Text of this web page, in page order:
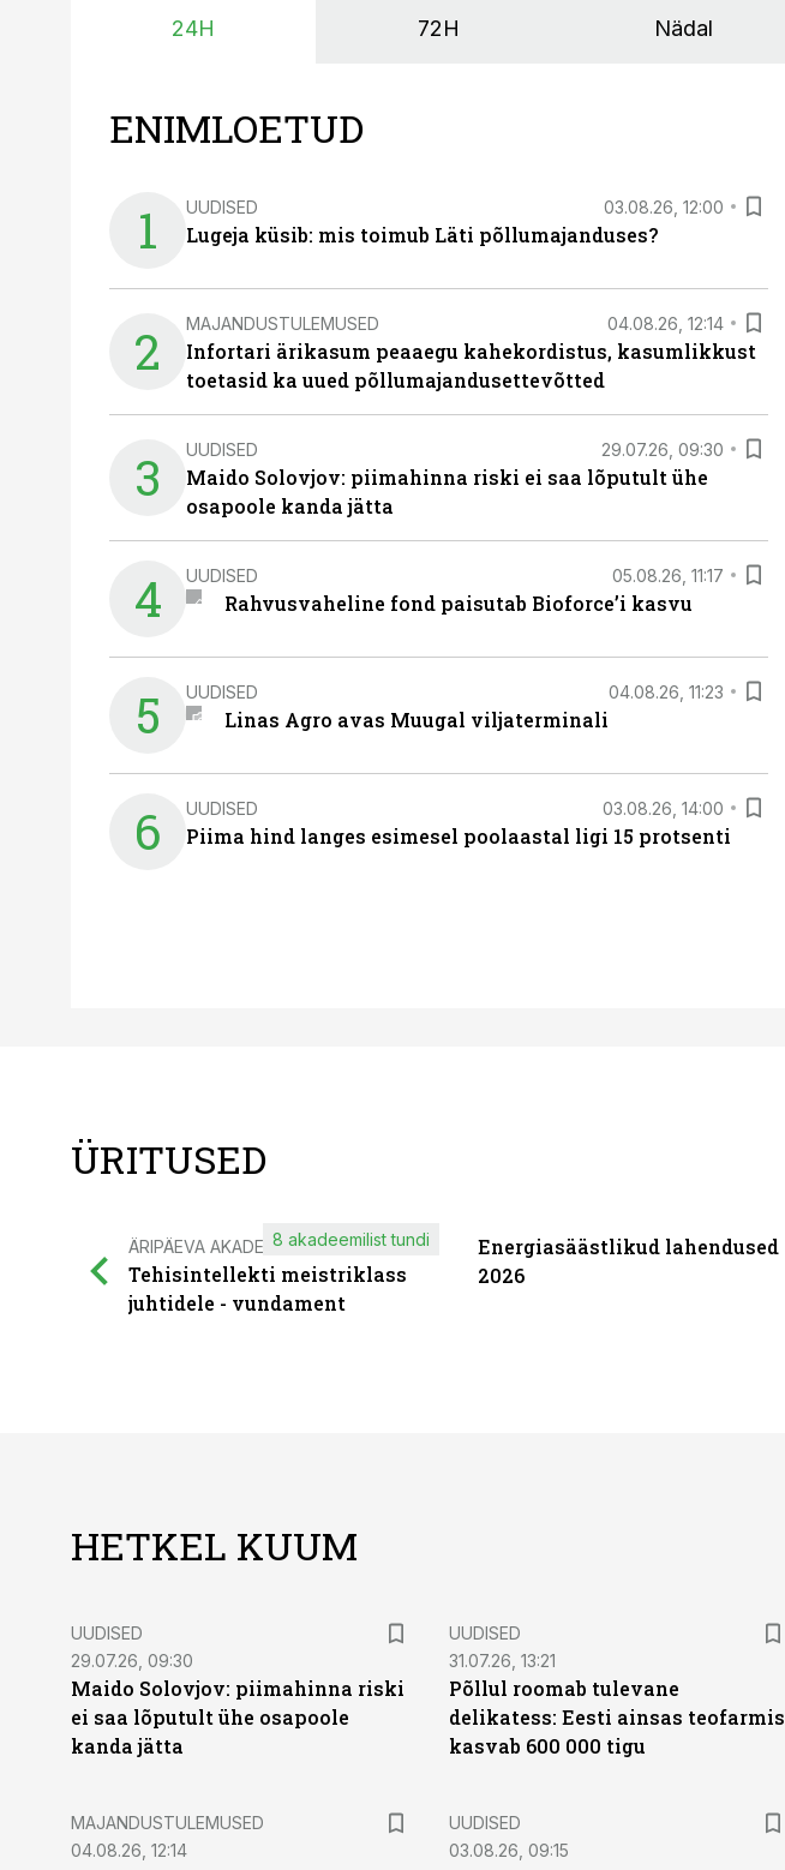
24H 72H Nädal
ENIMLOETUD
1 UUDISED 03.08.26, 12:00
Lugeja küsib: mis toimub Läti põllumajanduses?
2 MAJANDUSTULEMUSED 04.08.26, 12:14
Infortari ärikasum peaaegu kahekordistus, kasumlikkust
toetasid ka uued põllumajandusettevõtted
3 UUDISED 29.07.26, 09:30
Maido Solovjov: piimahinna riski ei saa lõputult ühe
osapoole kanda jätta
4 UUDISED 05.08.26, 11:17
Rahvusvaheline fond paisutab Bioforce’i kasvu
5 UUDISED 04.08.26, 11:23
Linas Agro avas Muugal viljaterminali
6 UUDISED 03.08.26, 14:00
Piima hind langes esimesel poolaastal ligi 15 protsenti
ÜRITUSED
ÄRIPÄEVA AKADEEMIA
Tehisintellekti meistriklass
juhtidele - vundament
8 akadeemilist tundi
Energiasäästlikud lahendused
2026
HETKEL KUUM
UUDISED
29.07.26, 09:30
Maido Solovjov: piimahinna riski
ei saa lõputult ühe osapoole
kanda jätta
UUDISED
31.07.26, 13:21
Põllul roomab tulevane
delikatess: Eesti ainsas teofarmis
kasvab 600 000 tigu
MAJANDUSTULEMUSED
04.08.26, 12:14
UUDISED
03.08.26, 09:15